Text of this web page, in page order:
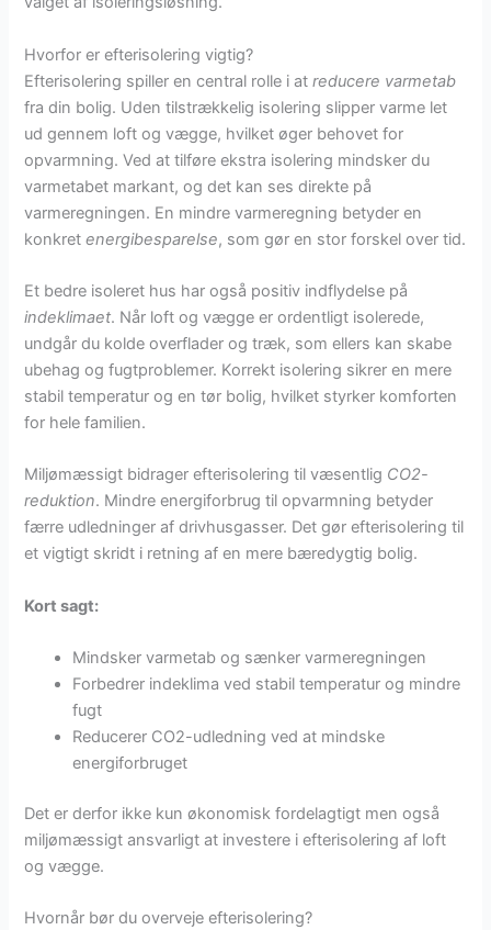
Hvorfor er efterisolering vigtig?
Efterisolering spiller en central rolle i atreducere varmetab
fra din bolig. Uden tilstrækkelig isolering slipper varme let
ud gennem loft og vægge, hvilket øger behovet for
opvarmning. Ved at tilføre ekstra isolering mindsker du
varmetabet markant, og det kan ses direkte på
varmeregningen. En mindre varmeregning betyder en
konkretenergibesparelse, som gør en stor forskel over tid.
Et bedre isoleret hus har også positiv indflydelse på
indeklimaet. Når loft og vægge er ordentligt isolerede,
undgår du kolde overflader og træk, som ellers kan skabe
ubehag og fugtproblemer. Korrekt isolering sikrer en mere
stabil temperatur og en tør bolig, hvilket styrker komforten
for hele familien.
Miljømæssigt bidrager efterisolering til væsentlig CO2-
reduktion. Mindre energiforbrug til opvarmning betyder
færre udledninger af drivhusgasser. Det gør efterisolering til
et vigtigt skridt i retning af en mere bæredygtig bolig.
Kort sagt:
Mindsker varmetab og sænker varmeregningen
Forbedrer indeklima ved stabil temperatur og mindre
fugt
Reducerer CO2-udledning ved at mindske
energiforbruget
Det er derfor ikke kun økonomisk fordelagtigt men også
miljømæssigt ansvarligt at investere i efterisolering af loft
og vægge.
Hvornår bør du overveje efterisolering?